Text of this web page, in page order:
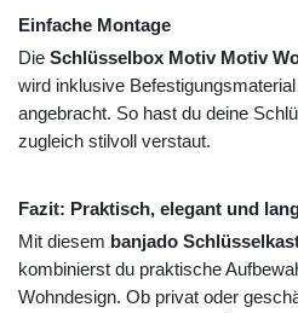
Einfache Montage
Die Schlüsselbox Motiv Motiv
wird inklusive
angebracht. So hast du deine
zugleich stilvoll verstaut.
Fazit: Praktisch, elegant und
Mit diesem banjado
kombinierst du praktische
Wohndesign. Ob privat oder